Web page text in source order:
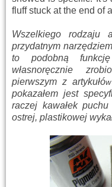
fluff stuck at the end of
Wszelkiego rodzaju
przydatnym
to podobną
własnoręcznie
pierwszym z artykułów
pokazałem jest
raczej kawałek
ostrej, plastikowej